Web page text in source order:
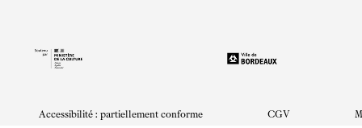
Accessibilité : partiellement conforme CGV